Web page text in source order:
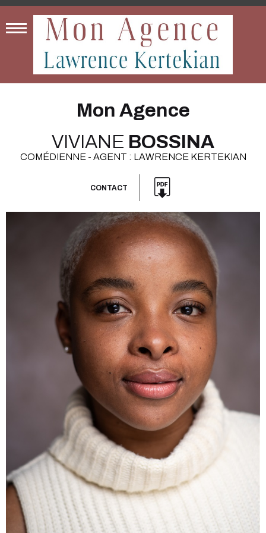
Mon Agence
VIVIANE BOSSINA
COMÉDIENNE - AGENT : LAWRENCE KERTEKIAN
CONTACT